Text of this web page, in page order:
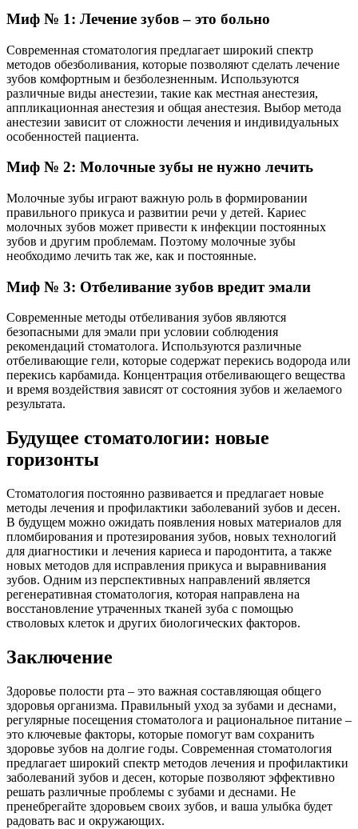
Миф № 1: Лечение зубов – это больно
Современная стоматология предлагает широкий спектр
методов обезболивания, которые позволяют сделать лечение
зубов комфортным и безболезненным. Используются
различные виды анестезии, такие как местная анестезия,
аппликационная анестезия и общая анестезия. Выбор метода
анестезии зависит от сложности лечения и индивидуальных
особенностей пациента.
Миф № 2: Молочные зубы не нужно лечить
Молочные зубы играют важную роль в формировании
правильного прикуса и развитии речи у детей. Кариес
молочных зубов может привести к инфекции постоянных
зубов и другим проблемам. Поэтому молочные зубы
необходимо лечить так же, как и постоянные.
Миф № 3: Отбеливание зубов вредит эмали
Современные методы отбеливания зубов являются
безопасными для эмали при условии соблюдения
рекомендаций стоматолога. Используются различные
отбеливающие гели, которые содержат перекись водорода или
перекись карбамида. Концентрация отбеливающего вещества
и время воздействия зависят от состояния зубов и желаемого
результата.
Будущее стоматологии: новые
горизонты
Стоматология постоянно развивается и предлагает новые
методы лечения и профилактики заболеваний зубов и десен.
В будущем можно ожидать появления новых материалов для
пломбирования и протезирования зубов, новых технологий
для диагностики и лечения кариеса и пародонтита, а также
новых методов для исправления прикуса и выравнивания
зубов. Одним из перспективных направлений является
регенеративная стоматология, которая направлена на
восстановление утраченных тканей зуба с помощью
стволовых клеток и других биологических факторов.
Заключение
Здоровье полости рта – это важная составляющая общего
здоровья организма. Правильный уход за зубами и деснами,
регулярные посещения стоматолога и рациональное питание –
это ключевые факторы, которые помогут вам сохранить
здоровье зубов на долгие годы. Современная стоматология
предлагает широкий спектр методов лечения и профилактики
заболеваний зубов и десен, которые позволяют эффективно
решать различные проблемы с зубами и деснами. Не
пренебрегайте здоровьем своих зубов, и ваша улыбка будет
радовать вас и окружающих.